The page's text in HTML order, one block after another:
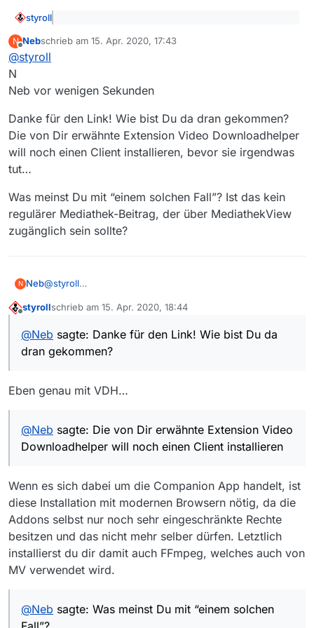
styroll
melden:
Weltmeisterschaft 1990
Downloadhelper (VDH).
1990(Rechtsklick und speichern)
N
Offline
Nebschrieb am 15. Apr. 2020, 17:43
zuletzt editiert von
@styroll
N
Neb vor wenigen Sekunden
Danke für den Link! Wie bist Du da dran gekommen?
Die von Dir erwähnte Extension Video Downloadhelper
will noch einen Client installieren, bevor sie irgendwas
tut…
Was meinst Du mit “einem solchen Fall”? Ist das kein
regulärer Mediathek-Beitrag, der über MediathekView
zugänglich sein sollte?
N Neb@styroll
Neb vor wenigen Sekunden
Danke für den Link! Wie bist Du da dran gekommen? Die
noch einen Client installieren, bevor sie irgendwas tut…
Was meinst Du mit “einem solchen Fall”? Ist das kein
regulärer Mediathek-Beitrag, der über MediathekView
styrollschrieb am 15. Apr. 2020, 18:44
zuletzt editiert von
@Neb sagte: Danke für den Link! Wie bist Du da
dran gekommen?
Eben genau mit VDH…
@Neb sagte: Die von Dir erwähnte Extension Video
Downloadhelper will noch einen Client installieren
Wenn es sich dabei um die Companion App handelt, ist
diese Installation mit modernen Browsern nötig, da die
Addons selbst nur noch sehr eingeschränkte Rechte
besitzen und das nicht mehr selber dürfen. Letztlich
installierst du dir damit auch FFmpeg, welches auch von
MV verwendet wird.
@Neb sagte: Was meinst Du mit “einem solchen